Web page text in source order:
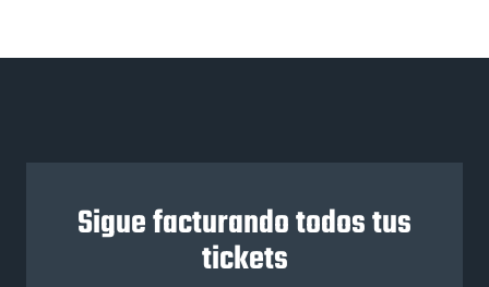
Sigue facturando todos tus
tickets